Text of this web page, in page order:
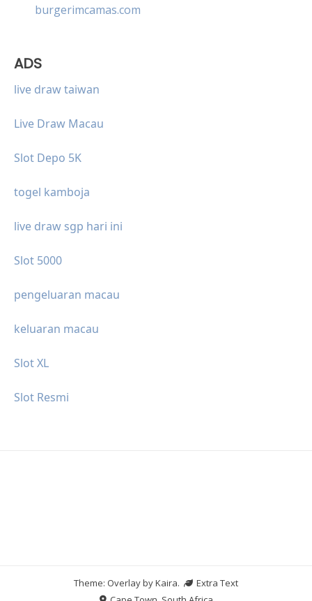
burgerimcamas.com
ADS
live draw taiwan
Live Draw Macau
Slot Depo 5K
togel kamboja
live draw sgp hari ini
Slot 5000
pengeluaran macau
keluaran macau
Slot XL
Slot Resmi
Theme: Overlay byKaira.
Extra Text